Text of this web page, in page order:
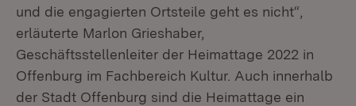
und die engagierten Ortsteile geht es nicht“,
erläuterte Marlon Grieshaber,
Geschäftsstellenleiter der Heimattage 2022 in
Offenburg im Fachbereich Kultur. Auch innerhalb
der Stadt Offenburg sind die Heimattage ein